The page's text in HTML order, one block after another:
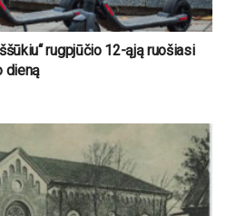
rugpjūčio 12-ąją ruošiasi
dieną